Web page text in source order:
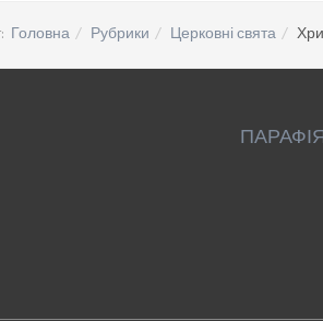
Головна Рубрики Церковні свята